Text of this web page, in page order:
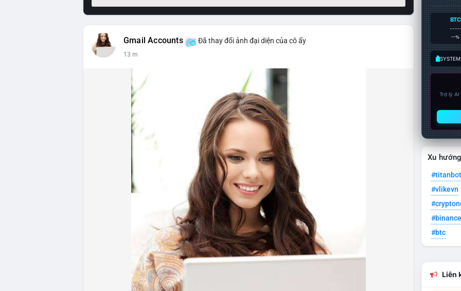
Gmail Accounts Đã thay đổi ảnh đại diện của cô ấy
13 m
BTC
--%
Trợ lý
Xu
#titanbot
#vlikevn
#btc
Liên